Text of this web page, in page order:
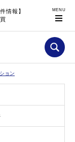
情報】
ョン